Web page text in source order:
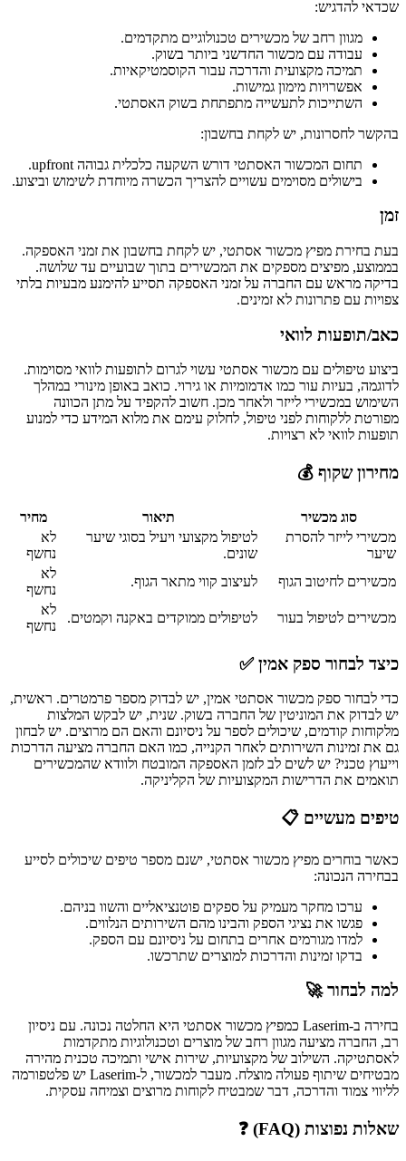
שכדאי להדגיש:
מגוון רחב של מכשירים טכנולוגיים מתקדמים.
עבודה עם מכשור החדשני ביותר בשוק.
תמיכה מקצועית והדרכה עבור הקוסמטיקאיות.
אפשרויות מימון גמישות.
השתייכות לתעשייה מתפתחת בשוק האסתטי.
בהקשר לחסרונות, יש לקחת בחשבון:
תחום המכשור האסתטי דורש השקעה כלכלית גבוהה upfront.
בישולים מסוימים עשויים להצריך הכשרה מיוחדת לשימוש וביצוע.
זמן
בעת בחירת מפיץ מכשור אסתטי, יש לקחת בחשבון את זמני האספקה.
בממוצע, מפיצים מספקים את המכשירים בתוך שבועיים עד שלושה.
בדיקה מראש עם החברה על זמני האספקה תסייע להימנע מבעיות בלתי
צפויות עם פתרונות לא זמינים.
כאב/תופעות לוואי
ביצוע טיפולים עם מכשור אסתטי עשוי לגרום לתופעות לוואי מסוימות.
לדוגמה, בעיות עור כמו אדמומיות או גירוי. כואב באופן מינורי במהלך
השימוש במכשירי לייזר ולאחר מכן. חשוב להקפיד על מתן הכוונה
מפורטת ללקוחות לפני טיפול, לחלוק עימם את מלוא המידע כדי למנוע
תופעות לוואי לא רצויות.
מחירון שקוף 💰
סוג מכשיר תיאור
מחיר
מכשירי לייזר להסרת
שיער
לטיפול מקצועי ויעיל בסוגי שיער
שונים.
לא
נחשף
מכשירים לחיטוב הגוף
לעיצוב קווי מתאר הגוף.
לא
נחשף
מכשירים לטיפול בעור
לטיפולים ממוקדים באקנה וקמטים.
לא
נחשף
כיצד לבחור ספק אמין ✅
כדי לבחור ספק מכשור אסתטי אמין, יש לבדוק מספר פרמטרים. ראשית,
יש לבדוק את המוניטין של החברה בשוק. שנית, יש לבקש המלצות
מלקוחות קודמים, שיכולים לספר על ניסיונם והאם הם מרוצים. יש לבחון
גם את זמינות השירותים לאחר הקנייה, כמו האם החברה מציעה הדרכות
וייעוץ טכני? יש לשים לב לזמן האספקה המובטח ולוודא שהמכשירים
תואמים את הדרישות המקצועיות של הקליניקה.
טיפים מעשיים 📋
כאשר בוחרים מפיץ מכשור אסתטי, ישנם מספר טיפים שיכולים לסייע
בבחירה הנכונה:
ערכו מחקר מעמיק על ספקים פוטנציאליים והשוו בניהם.
פגשו את נציגי הספק והבינו מהם השירותים הנלווים.
למדו מגורמים אחרים בתחום על ניסיונם עם הספק.
בדקו זמינות והדרכות למוצרים שתרכשו.
למה לבחור 🚀
בחירה ב-Laserim כמפיץ מכשור אסתטי היא החלטה נכונה. עם ניסיון
רב, החברה מציעה מגוון רחב של מוצרים וטכנולוגיות מתקדמות
לאסתטיקה. השילוב של מקצועיות, שירות אישי ותמיכה טכנית מהירה
מבטיחים שיתוף פעולה מוצלח. מעבר למכשור, ל-Laserim יש פלטפורמה
לליווי צמוד והדרכה, דבר שמבטיח לקוחות מרוצים וצמיחה עסקית.
שאלות נפוצות (FAQ) ❓